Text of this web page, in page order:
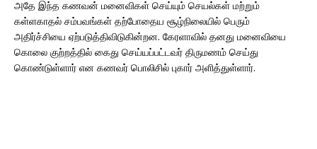
அதே இந்த கணவன் மனைவிகள் செய்யும் செயல்கள் மற்றும்
கள்ளகாதல் சம்பவங்கள் தற்போதைய சூழ்நிலையில் பெரும்
அதிர்ச்சியை ஏற்படுத்திவிடுகின்றன. கேரளாவில் தனது மனைவியை
கொலை குற்றத்தில் கைது செய்யப்பட்டவர் திருமணம் செய்து
கொண்டுள்ளார் என கணவர் பொலிசில் புகார் அளித்துள்ளார்.